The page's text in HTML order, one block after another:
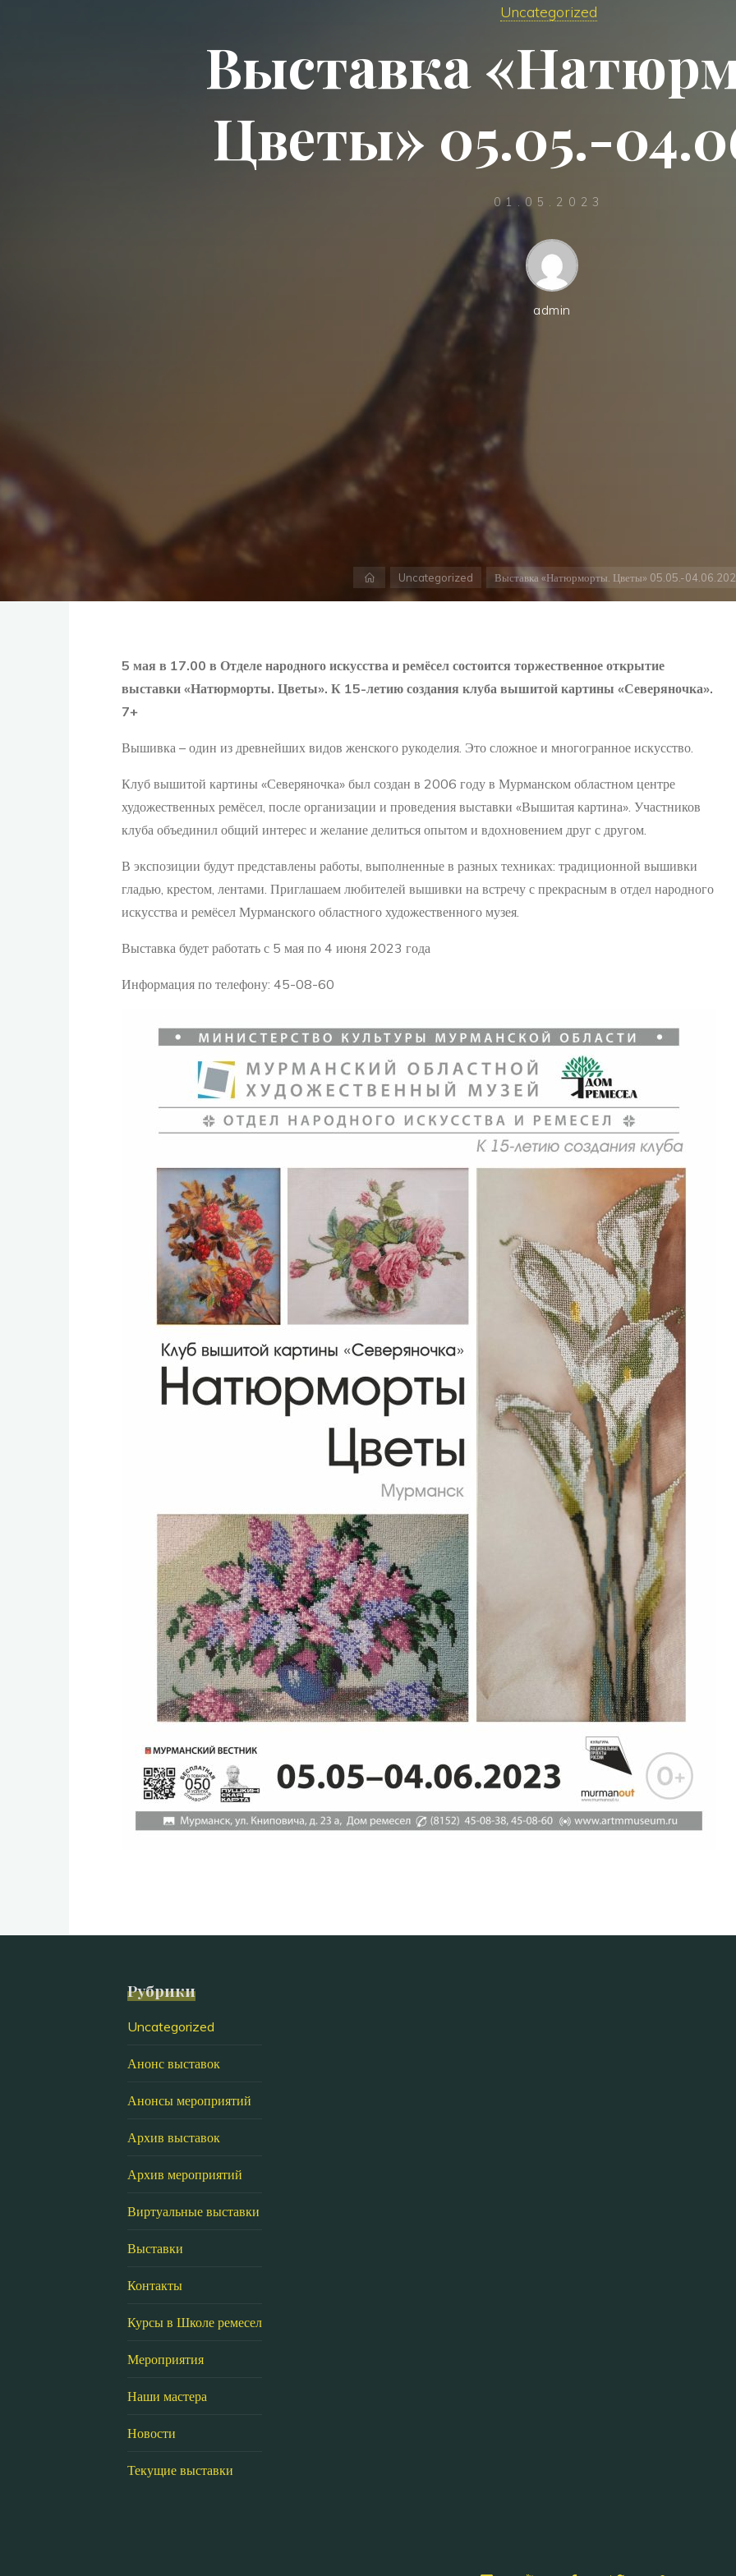
Uncategorized
Выставка
Цветы» 05.05.-
01.05.2023
admin
ГлавнаяUncategorized Выставка «Натюрморты. Цветы» 05.05.-
5 мая в 17.00 в Отделе народного искусства и ремёсел состоится торжественное открытие
выставки «Натюрморты. Цветы». К 15-летию создания клуба вышитой картины «Северяночка».
7+
Вышивка – один из древнейших видов женского рукоделия. Это сложное и многогранное искусство.
Клуб вышитой картины «Северяночка» был создан в 2006 году в Мурманском областном центре
художественных ремёсел, после организации и проведения выставки «Вышитая картина». Участников
клуба объединил общий интерес и желание делиться опытом и вдохновением друг с другом.
В экспозиции будут представлены работы, выполненные в разных техниках: традиционной вышивки
гладью, крестом, лентами. Приглашаем любителей вышивки на встречу с прекрасным в отдел народного
искусства и ремёсел Мурманского областного художественного музея.
Выставка будет работать с 5 мая по 4 июня 2023 года
Информация по телефону: 45-08-60
Рубрики
Uncategorized
Анонс выставок
Анонсы мероприятий
Архив выставок
Архив мероприятий
Виртуальные выставки
Выставки
Контакты
Курсы в Школе ремесел
Мероприятия
Наши мастера
Новости
Текущие выставки